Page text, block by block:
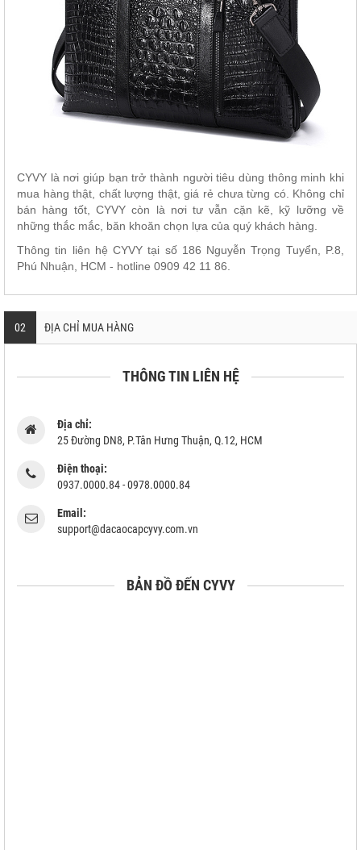
CYVY là nơi giúp bạn trở thành người tiêu dùng thông minh khi
mua hàng thật, chất lượng thật, giá rẻ chưa từng có. Không chỉ
bán hàng tốt, CYVY còn là nơi tư vẫn cặn kẽ, kỹ lưỡng về
những thắc mắc, băn khoăn chọn lựa của quý khách hàng.
Thông tin liên hệ CYVY tại số 186 Nguyễn Trọng Tuyển, P.8,
Phú Nhuận, HCM - hotline 0909 42 11 86.
02 ĐỊA CHỈ MUA HÀNG
THÔNG TIN LIÊN HỆ
Địa chỉ:
25 Đường DN8, P.Tân Hưng Thuận, Q.12, HCM
Điện thoại:
0937.0000.84 - 0978.0000.84
Email:
support@dacaocapcyvy.com.vn
BẢN ĐỒ ĐẾN CYVY